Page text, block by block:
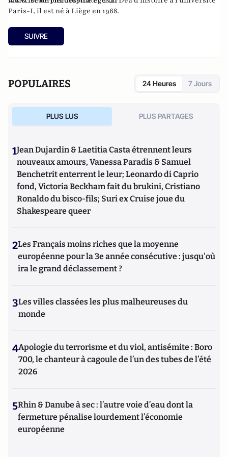
Paris-I, il est né à Liège en 1968.
SUIVRE
POPULAIRES 24 Heures 7 Jours
PLUS LUS PLUS PARTAGES
1Jean Dujardin & Laetitia Casta étrennent leurs
nouveaux amours, Vanessa Paradis & Samuel
Benchetrit enterrent le leur; Leonardo di Caprio
fond, Victoria Beckham fait du brukini, Cristiano
Ronaldo du bisco-fils; Suri ex Cruise joue du
Shakespeare queer
2Les Français moins riches que la moyenne
européenne pour la 3e année consécutive : jusqu'où
ira le grand déclassement ?
3Les villes classées les plus malheureuses du
monde
4Apologie du terrorisme et du viol, antisémite : Boro
700, le chanteur à cagoule de l’un des tubes de l’été
2026
5Rhin & Danube à sec : l’autre voie d’eau dont la
fermeture pénalise lourdement l’économie
européenne